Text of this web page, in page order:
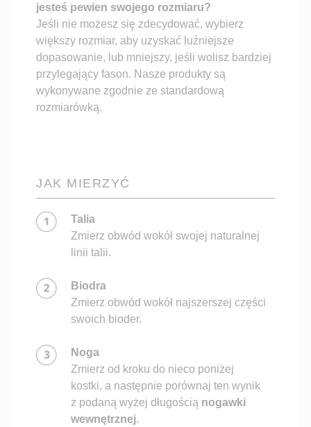
jesteś pewien swojego rozmiaru?
Jeśli nie możesz się zdecydować, wybierz
większy rozmiar, aby uzyskać luźniejsze
dopasowanie, lub mniejszy, jeśli wolisz bardziej
przylegający fason. Nasze produkty są
wykonywane zgodnie ze standardową
rozmiarówką.
JAK MIERZYĆ
Talia
Zmierz obwód wokół swojej naturalnej
linii talii.
Biodra
Zmierz obwód wokół najszerszej części
swoich bioder.
Noga
Zmierz od kroku do nieco poniżej
kostki, a następnie porównaj ten wynik
z podaną wyżej długością nogawki
wewnętrznej.